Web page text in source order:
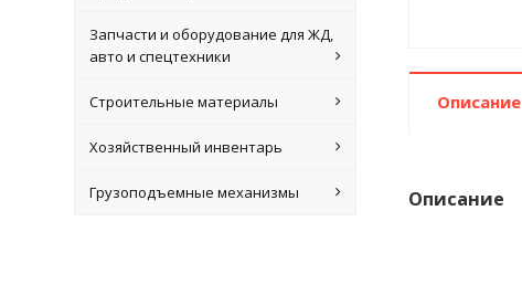
Запчасти и оборудование для ЖД,
авто и спецтехники
Строительные материалы
Хозяйственный инвентарь
Грузоподъемные механизмы
Описание
Описание